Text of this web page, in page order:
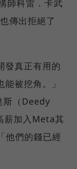
師科雷．卡武
傳出拒絕了
發真正有用的
被挖角。」
（Deedy
薪加入Meta其
他們的錢已經